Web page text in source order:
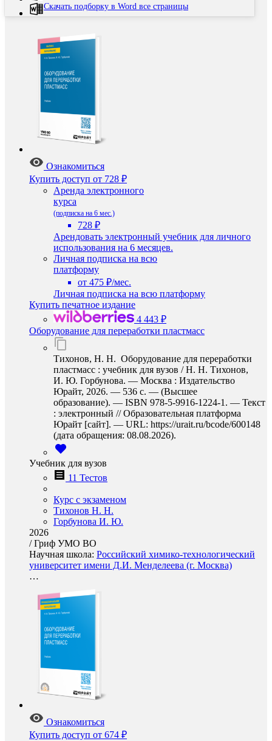
Скачать подборку в Word все страницы
Ознакомиться
Купить доступ от 728 ₽
Аренда электронного
курса
(подписка на 6 мес.)
728 ₽
Арендовать электронный учебник для личного
использования на 6 месяцев.
Личная подписка на всю
платформу
от 475 ₽/мес.
Личная подписка на всю платформу
Купить печатное издание
4 443 ₽
Оборудование для переработки пластмасс
Тихонов, Н. Н. Оборудование для переработки
пластмасс : учебник для вузов / Н. Н. Тихонов,
И. Ю. Горбунова. — Москва : Издательство
Юрайт, 2026. — 536 с. — (Высшее
образование). — ISBN 978-5-9916-1224-1. — Текст
: электронный // Образовательная платформа
Юрайт [сайт]. — URL: https://urait.ru/bcode/600148
(дата обращения: 08.08.2026).
Учебник для вузов
11 Тестов
Курс с экзаменом
Тихонов Н. Н.
Горбунова И. Ю.
2026
/Гриф УМО ВО
Научная школа: Российский химико-технологический
университет имени Д.И. Менделеева (г. Москва)
…
Ознакомиться
Купить доступ от 674 ₽